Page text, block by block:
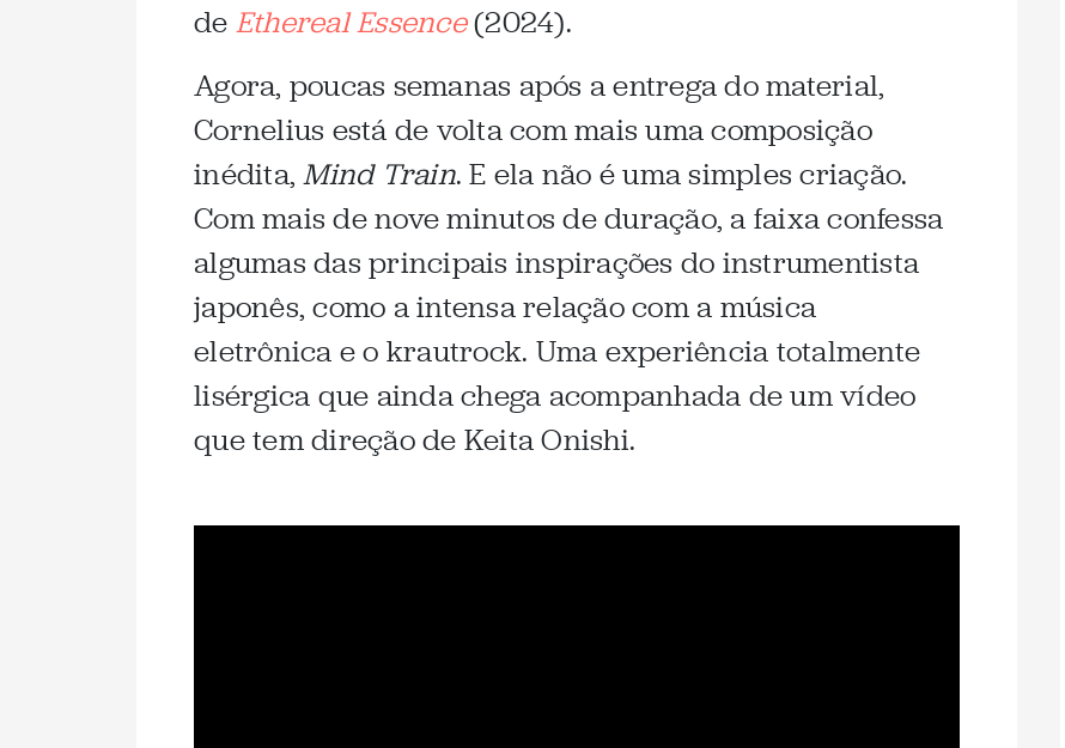
de Ethereal Essence(2024).
Agora, poucas semanas após a entrega do material,
Cornelius está de volta com mais uma composição
inédita,Mind Train. E ela não é uma simples criação.
Com mais de nove minutos de duração, a faixa confessa
algumas das principais inspirações do instrumentista
japonês, como a intensa relação com a música
eletrônica e o krautrock. Uma experiência totalmente
lisérgica que ainda chega acompanhada de um vídeo
que tem direção de Keita Onishi.